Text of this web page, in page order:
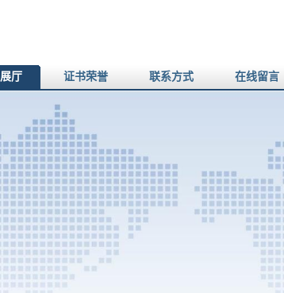
厅 证书荣誉 联系方式 在线留言